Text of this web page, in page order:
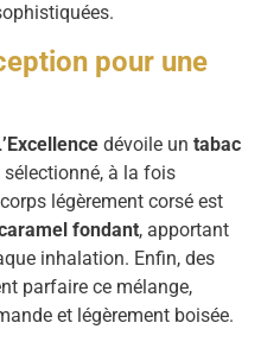
pour une
dévoile un tabac
à la fois
légèrement corsé est
fondant, apportant
inhalation. Enfin, des
parfaire ce mélange,
et légèrement boisée.